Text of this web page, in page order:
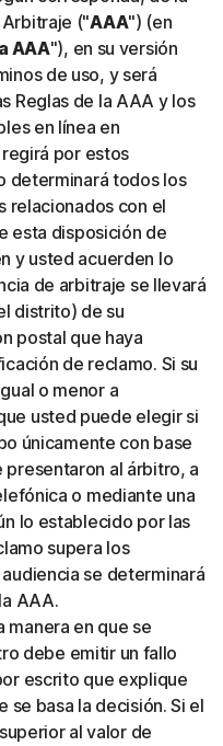
("AAA") (en
AAA"), en su versión
de uso, y será
Reglas de la AAA y los
en línea en
por estos
determinará todos los
relacionados con el
esta disposición de
y usted acuerden lo
de arbitraje se llevará
distrito) de su
postal que haya
de reclamo. Si su
o menor a
usted puede elegir si
únicamente con base
presentaron al árbitro, a
o mediante una
lo establecido por las
supera los
se determinará
AAA.
en que se
debe emitir un fallo
escrito que explique
se basa la decisión. Si el
al valor de